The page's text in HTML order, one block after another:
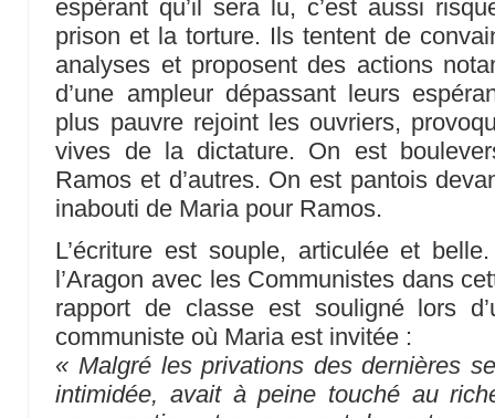
espérant qu’il sera lu, c’est aussi
prison et la torture. Ils tentent de
analyses et proposent des actions
d’une ampleur dépassant leurs
plus pauvre rejoint les ouvriers,
vives de la dictature. On est
Ramos et d’autres. On est pantois
inabouti de Maria pour Ramos.
L’écriture est souple, articulée et
l’Aragon avec les Communistes dans
rapport de classe est souligné lors
communiste où Maria est invitée :
« Malgré les privations des dernières
intimidée, avait à peine touché au